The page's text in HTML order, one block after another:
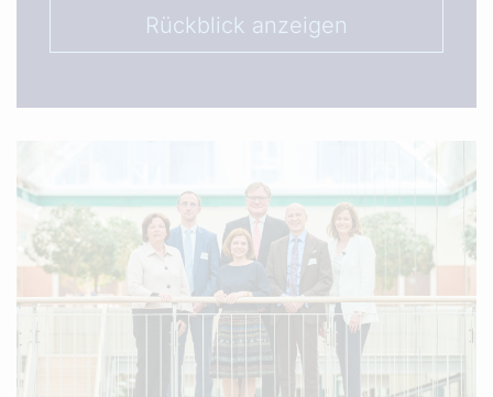
Rückblick anzeigen